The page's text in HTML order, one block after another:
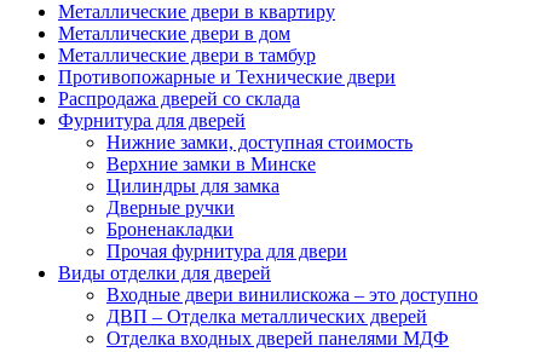
Металлические двери в квартиру
Металлические двери в дом
Металлические двери в тамбур
Противопожарные и Технические двери
Распродажа дверей со склада
Фурнитура для дверей
Нижние замки, доступная стоимость
Верхние замки в Минске
Цилиндры для замка
Дверные ручки
Броненакладки
Прочая фурнитура для двери
Виды отделки для дверей
Входные двери винилискожа – это доступно
ДВП – Отделка металлических дверей
Отделка входных дверей панелями МДФ